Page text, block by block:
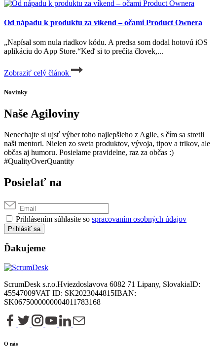
Od nápadu k produktu za víkend – očami Product Ownera
„Napísal som nula riadkov kódu. A predsa som dodal hotovú iOS
aplikáciu do App Store.“Keď si to prečíta človek,...
Zobraziť celý článok
Novinky
Naše Agiloviny
Nenechajte si ujsť výber toho najlepšieho z Agile, s čím sa stretli
naši mentori. Nielen zo sveta produktov, vývoja, tipov a trikov, ale
občas aj humoru. Posielame pravidelne, raz za občas :)
#QualityOverQuantity
Posielať na
Prihlásením súhlasíte so spracovaním osobných údajov
Prihlásiť sa
Ďakujeme
ScrumDesk s.r.o.Hviezdoslavova 6082 71 Lipany, SlovakiaID:
45547009VAT ID: SK2023044815IBAN:
SK0675000000004011783168
O nás